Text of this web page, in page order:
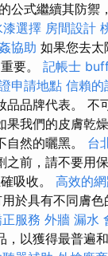
公式繼續其防禦
選擇 房間設計
協助 如果您去太
要。 記帳士
申請地點 信賴的
品品牌代表。 不
果我們的皮膚乾
自然的曬黑。 台
之前，請不要用
吸收。 高效的
於具有不同膚
服務 外牆 漏水
，以獲得最普遍